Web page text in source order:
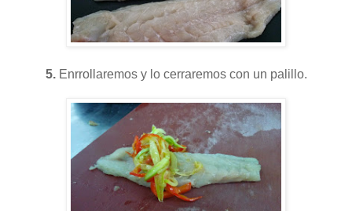
5.Enrrollaremos y lo cerraremos con un palillo.